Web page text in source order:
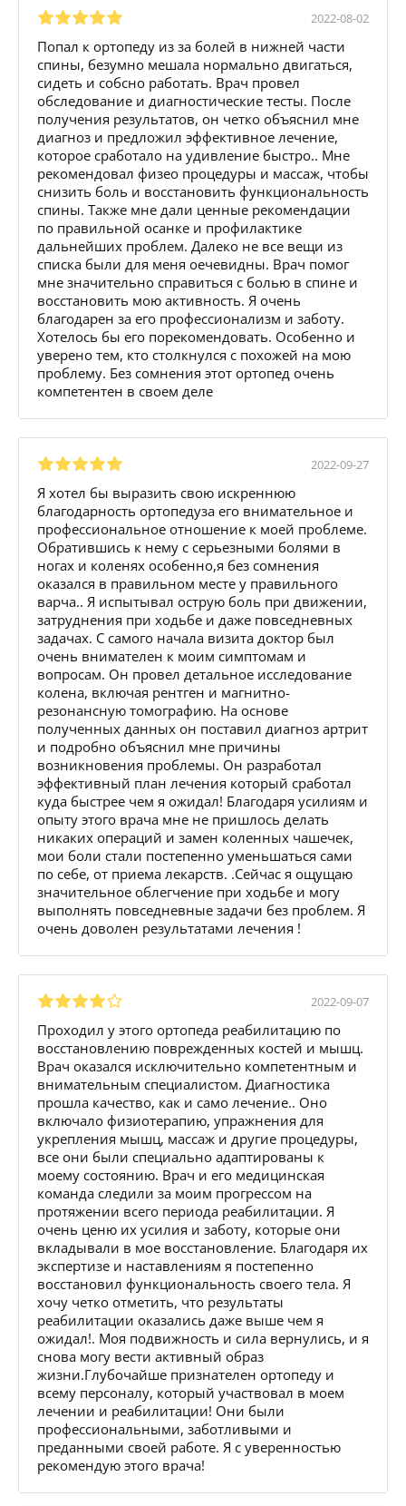
2022-08-02
Попал к ортопеду из за болей в нижней части
спины, безумно мешала нормально двигаться,
сидеть и собсно работать. Врач провел
обследование и диагностические тесты. После
получения результатов, он четко объяснил мне
диагноз и предложил эффективное лечение,
которое сработало на удивление быстро.. Мне
рекомендовал физео процедуры и массаж, чтобы
снизить боль и восстановить функциональность
спины. Также мне дали ценные рекомендации
по правильной осанке и профилактике
дальнейших проблем. Далеко не все вещи из
списка были для меня оечевидны. Врач помог
мне значительно справиться с болью в спине и
восстановить мою активность. Я очень
благодарен за его профессионализм и заботу.
Хотелось бы его порекомендовать. Особенно и
уверено тем, кто столкнулся с похожей на мою
проблему. Без сомнения этот ортопед очень
компетентен в своем деле
2022-09-27
Я хотел бы выразить свою искреннюю
благодарность ортопедуза его внимательное и
профессиональное отношение к моей проблеме.
Обратившись к нему с серьезными болями в
ногах и коленях особенно,я без сомнения
оказался в правильном месте у правильного
варча.. Я испытывал острую боль при движении,
затруднения при ходьбе и даже повседневных
задачах. С самого начала визита доктор был
очень внимателен к моим симптомам и
вопросам. Он провел детальное исследование
колена, включая рентген и магнитно-
резонансную томографию. На основе
полученных данных он поставил диагноз артрит
и подробно объяснил мне причины
возникновения проблемы. Он разработал
эффективный план лечения который сработал
куда быстрее чем я ожидал! Благодаря усилиям и
опыту этого врача мне не пришлось делать
никаких операций и замен коленных чашечек,
мои боли стали постепенно уменьшаться сами
по себе, от приема лекарств. .Сейчас я ощущаю
значительное облегчение при ходьбе и могу
выполнять повседневные задачи без проблем. Я
очень доволен результатами лечения !
2022-09-07
Проходил у этого ортопеда реабилитацию по
восстановлению поврежденных костей и мышц.
Врач оказался исключительно компетентным и
внимательным специалистом. Диагностика
прошла качество, как и само лечение.. Оно
включало физиотерапию, упражнения для
укрепления мышц, массаж и другие процедуры,
все они были специально адаптированы к
моему состоянию. Врач и его медицинская
команда следили за моим прогрессом на
протяжении всего периода реабилитации. Я
очень ценю их усилия и заботу, которые они
вкладывали в мое восстановление. Благодаря их
экспертизе и наставлениям я постепенно
восстановил функциональность своего тела. Я
хочу четко отметить, что результаты
реабилитации оказались даже выше чем я
ожидал!. Моя подвижность и сила вернулись, и я
снова могу вести активный образ
жизни.Глубочайше признателен ортопеду и
всему персоналу, который участвовал в моем
лечении и реабилитации! Они были
профессиональными, заботливыми и
преданными своей работе. Я с уверенностью
рекомендую этого врача!